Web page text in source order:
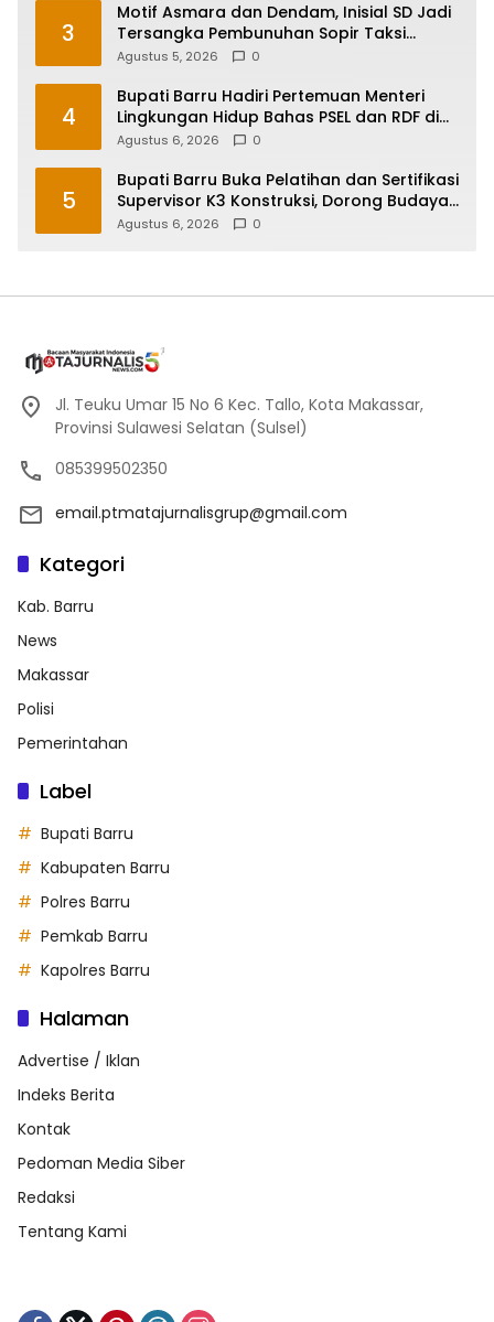
3
Motif Asmara dan Dendam, Inisial SD Jadi
Tersangka Pembunuhan Sopir Taksi
Online di Maros
Agustus 5, 2026 0
4
Bupati Barru Hadiri Pertemuan Menteri
Lingkungan Hidup Bahas PSEL dan RDF di
Sulsel
Agustus 6, 2026 0
5
Bupati Barru Buka Pelatihan dan Sertifikasi
Supervisor K3 Konstruksi, Dorong Budaya
Zero Accident
Agustus 6, 2026 0
Jl. Teuku Umar 15 No 6 Kec. Tallo, Kota Makassar,
Provinsi Sulawesi Selatan (Sulsel)
085399502350
email.ptmatajurnalisgrup@gmail.com
Kategori
Kab. Barru
News
Makassar
Polisi
Pemerintahan
Label
Bupati Barru
Kabupaten Barru
Polres Barru
Pemkab Barru
Kapolres Barru
Halaman
Advertise / Iklan
Indeks Berita
Kontak
Pedoman Media Siber
Redaksi
Tentang Kami